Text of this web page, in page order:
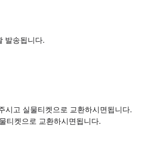
발송됩니다.
시고 실물티켓으로 교환하시면됩니다.
티켓으로 교환하시면됩니다.